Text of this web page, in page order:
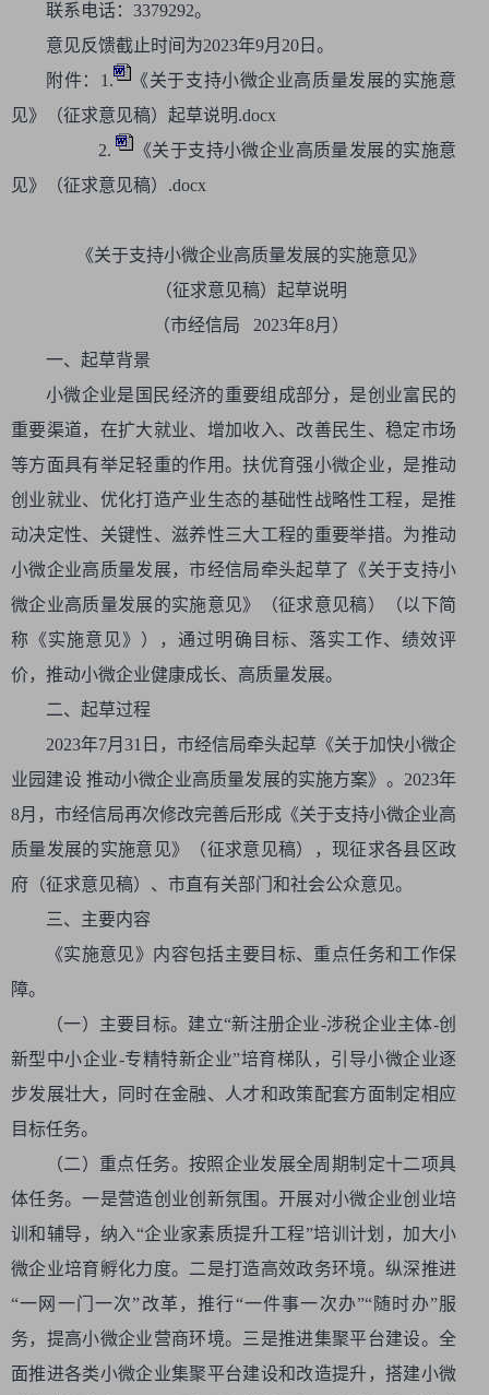
联系电话：3379292。
意见反馈截止时间为2023年9月20日。
附件：1.
《关于支持小微企业高质量发展的实施意
见》（征求意见稿）起草说明.docx
2.
《关于支持小微企业高质量发展的实施意
见》（征求意见稿）.docx
《关于支持小微企业高质量发展的实施意见》
（征求意见稿）起草说明
（市经信局 2023年8月）
一、起草背景
小微企业是国民经济的重要组成部分，是创业富民的
重要渠道，在扩大就业、增加收入、改善民生、稳定市场
等方面具有举足轻重的作用。扶优育强小微企业，是推动
创业就业、优化打造产业生态的基础性战略性工程，是推
动决定性、关键性、滋养性三大工程的重要举措。为推动
小微企业高质量发展，市经信局牵头起草了《关于支持小
微企业高质量发展的实施意见》（征求意见稿）（以下简
称《实施意见》），通过明确目标、落实工作、绩效评
价，推动小微企业健康成长、高质量发展。
二、起草过程
2023年7月31日，市经信局牵头起草《关于加快小微企
业园建设 推动小微企业高质量发展的实施方案》。2023年
8月，市经信局再次修改完善后形成《关于支持小微企业高
质量发展的实施意见》（征求意见稿），现征求各县区政
府（征求意见稿）、市直有关部门和社会公众意见。
三、主要内容
《实施意见》内容包括主要目标、重点任务和工作保
障。
（一）主要目标。建立“新注册企业-涉税企业主体-创
新型中小企业-专精特新企业”培育梯队，引导小微企业逐
步发展壮大，同时在金融、人才和政策配套方面制定相应
目标任务。
（二）重点任务。按照企业发展全周期制定十二项具
体任务。一是营造创业创新氛围。开展对小微企业创业培
训和辅导，纳入“企业家素质提升工程”培训计划，加大小
微企业培育孵化力度。二是打造高效政务环境。纵深推进
“一网一门一次”改革，推行“一件事一次办”“随时办”服
务，提高小微企业营商环境。三是推进集聚平台建设。全
面推进各类小微企业集聚平台建设和改造提升，搭建小微